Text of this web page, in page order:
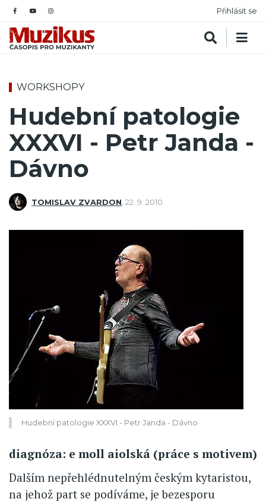
Přihlásit se
WORKSHOPY
Hudební patologie
XXXVI - Petr Janda -
Dávno
TOMISLAV ZVARDON 22. 9. 2010
Hudební patologie XXXVI - Petr Janda - Dávno
diagnóza: e moll aiolská (práce s motivem)
Dalším nepřehlédnutelným českým kytaristou,
na jehož part se podíváme, je bezesporu